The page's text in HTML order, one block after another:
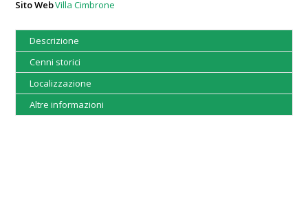
Sito WebVilla Cimbrone
Descrizione
Cenni storici
Localizzazione
Altre informazioni